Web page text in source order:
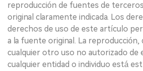
reproducción de fuentes de
original claramente indicada. Los
derechos de uso de este artículo
a la fuente original. La reproducción,
cualquier otro uso no autorizado
cualquier entidad o individuo está